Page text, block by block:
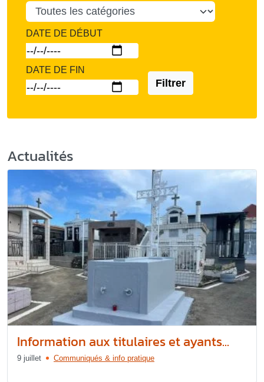
DATE DE DÉBUT
DATE DE FIN
Filtrer
Actualités
Information aux titulaires et ayants...
9 juillet Communiqués & info pratique